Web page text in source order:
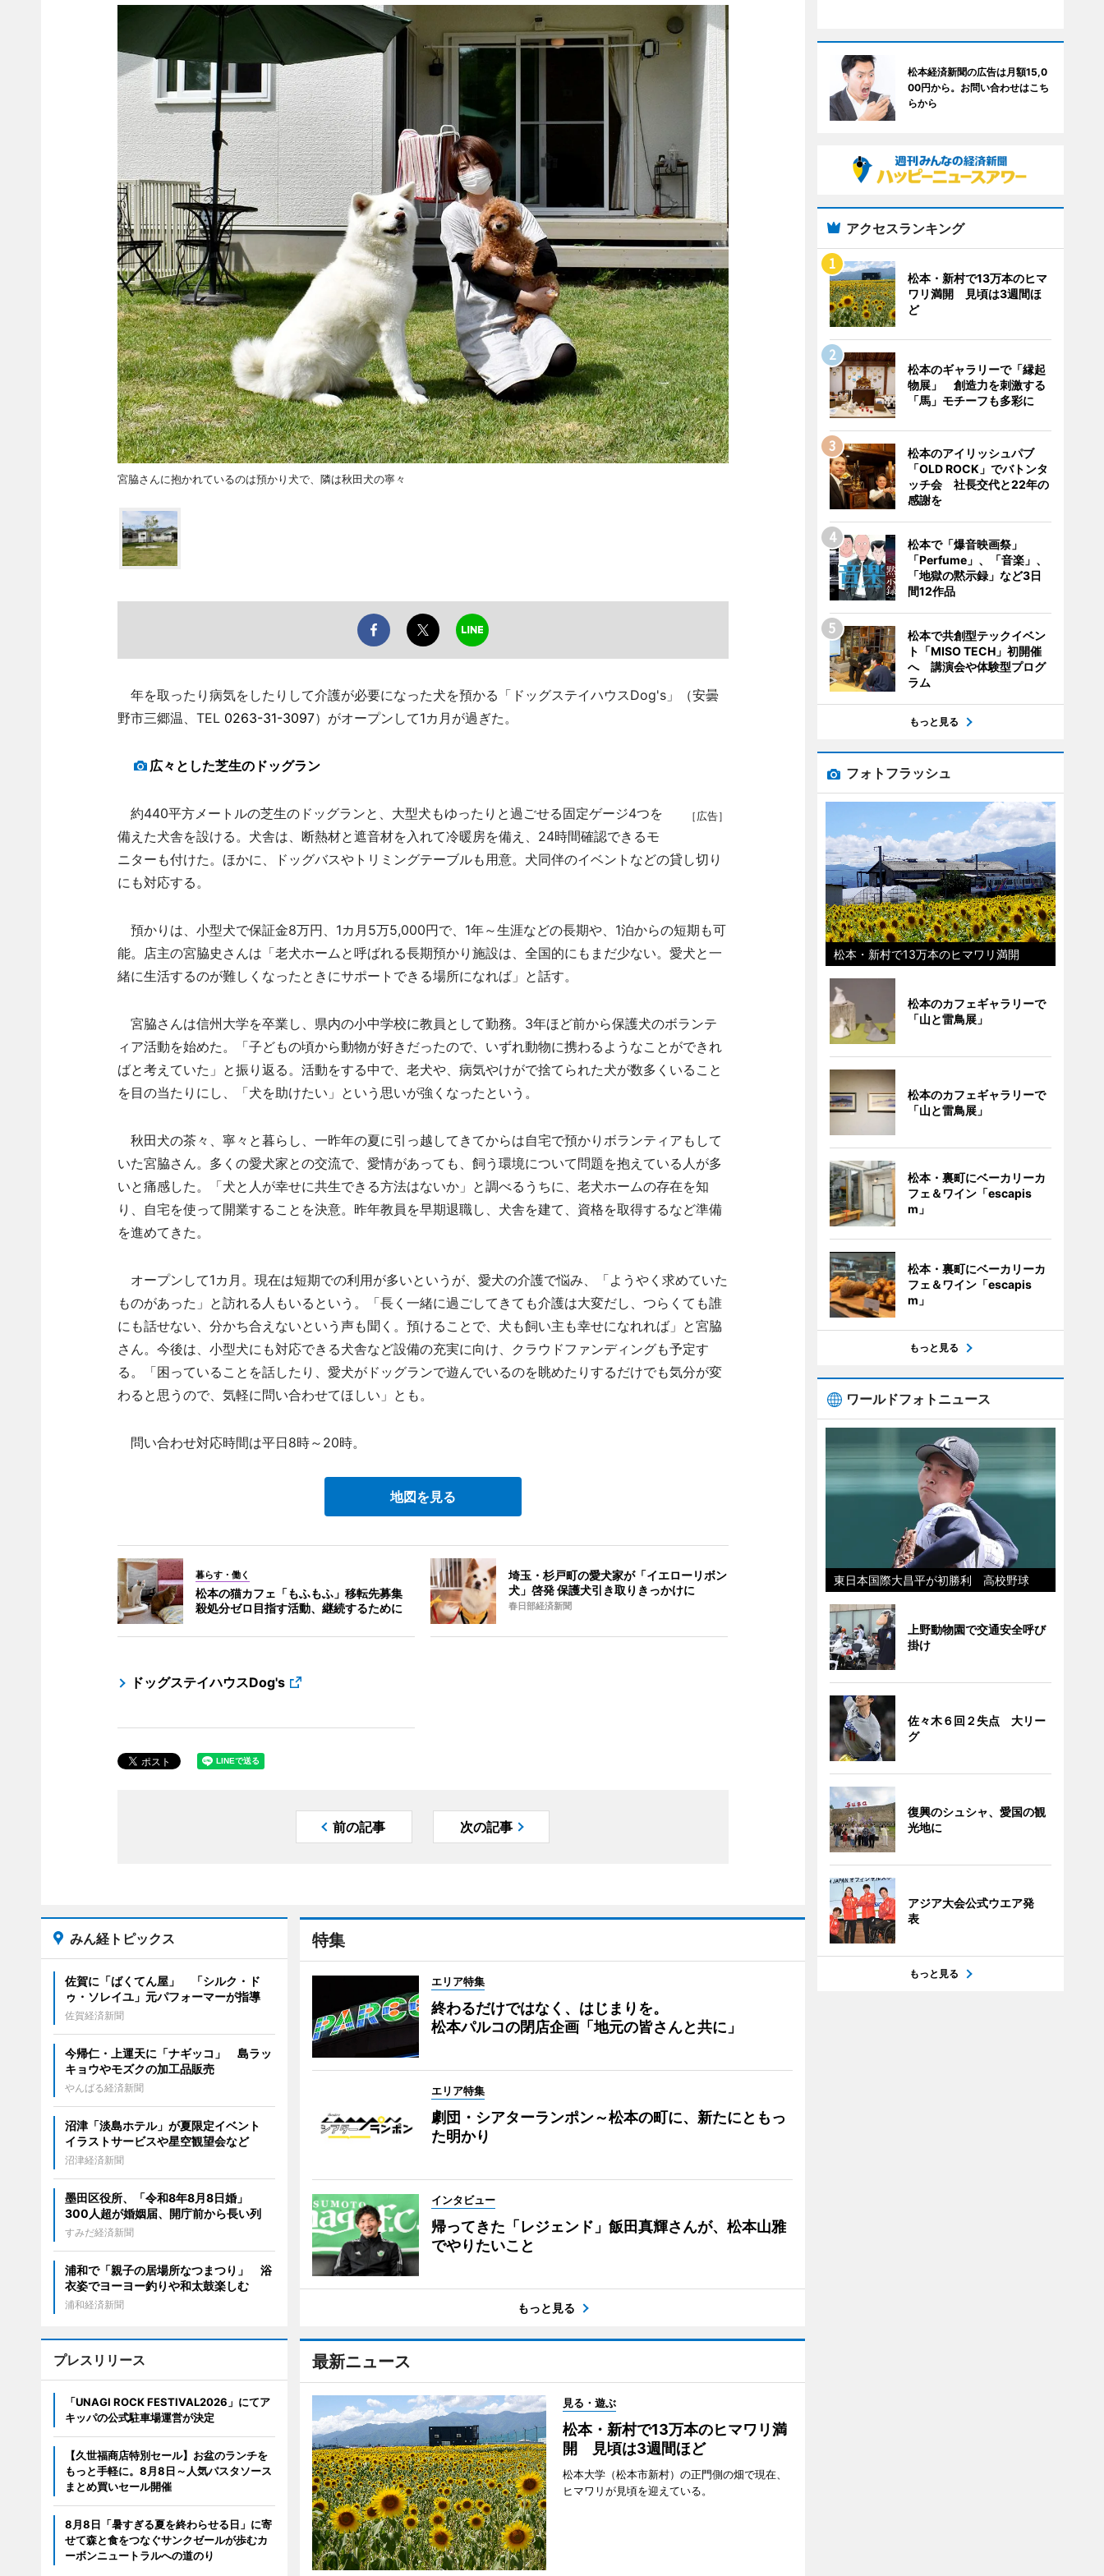
宮脇さんに抱かれているのは預かり犬で、隣は秋田犬の寧々
年を取ったり病気をしたりして介護が必要になった犬を預かる「ドッグステイハウスDog's」（安曇
野市三郷温、TEL 0263-31-3097）がオープンして1カ月が過ぎた。
広々とした芝生のドッグラン
［広告］
約440平方メートルの芝生のドッグランと、大型犬もゆったりと過ごせる固定ゲージ4つを
備えた犬舎を設ける。犬舎は、断熱材と遮音材を入れて冷暖房を備え、24時間確認できるモ
ニターも付けた。ほかに、ドッグバスやトリミングテーブルも用意。犬同伴のイベントなどの貸し切り
にも対応する。
預かりは、小型犬で保証金8万円、1カ月5万5,000円で、1年～生涯などの長期や、1泊からの短期も可
能。店主の宮脇史さんは「老犬ホームと呼ばれる長期預かり施設は、全国的にもまだ少ない。愛犬と一
緒に生活するのが難しくなったときにサポートできる場所になれば」と話す。
宮脇さんは信州大学を卒業し、県内の小中学校に教員として勤務。3年ほど前から保護犬のボランテ
ィア活動を始めた。「子どもの頃から動物が好きだったので、いずれ動物に携わるようなことができれ
ばと考えていた」と振り返る。活動をする中で、老犬や、病気やけがで捨てられた犬が数多くいること
を目の当たりにし、「犬を助けたい」という思いが強くなったという。
秋田犬の茶々、寧々と暮らし、一昨年の夏に引っ越してきてからは自宅で預かりボランティアもして
いた宮脇さん。多くの愛犬家との交流で、愛情があっても、飼う環境について問題を抱えている人が多
いと痛感した。「犬と人が幸せに共生できる方法はないか」と調べるうちに、老犬ホームの存在を知
り、自宅を使って開業することを決意。昨年教員を早期退職し、犬舎を建て、資格を取得するなど準備
を進めてきた。
オープンして1カ月。現在は短期での利用が多いというが、愛犬の介護で悩み、「ようやく求めていた
ものがあった」と訪れる人もいるという。「長く一緒に過ごしてきても介護は大変だし、つらくても誰
にも話せない、分かち合えないという声も聞く。預けることで、犬も飼い主も幸せになれれば」と宮脇
さん。今後は、小型犬にも対応できる犬舎など設備の充実に向け、クラウドファンディングも予定す
る。「困っていることを話したり、愛犬がドッグランで遊んでいるのを眺めたりするだけでも気分が変
わると思うので、気軽に問い合わせてほしい」とも。
問い合わせ対応時間は平日8時～20時。
地図を見る
暮らす・働く
松本の猫カフェ「もふもふ」移転先募集
殺処分ゼロ目指す活動、継続するために
埼玉・杉戸町の愛犬家が「イエローリボン
犬」啓発 保護犬引き取りきっかけに
春日部経済新聞
ドッグステイハウスDog's
前の記事 次の記事
特集
エリア特集
終わるだけではなく、はじまりを。
松本パルコの閉店企画「地元の皆さんと共に」
エリア特集
劇団・シアターランポン～松本の町に、新たにともっ
た明かり
インタビュー
帰ってきた「レジェンド」飯田真輝さんが、松本山雅
でやりたいこと
もっと見る
最新ニュース
見る・遊ぶ
松本・新村で13万本のヒマワリ満
開 見頃は3週間ほど
松本大学（松本市新村）の正門側の畑で現在、
ヒマワリが見頃を迎えている。
みん経トピックス
佐賀に「ばくてん屋」 「シルク・ド
ゥ・ソレイユ」元パフォーマーが指導
佐賀経済新聞
今帰仁・上運天に「ナギッコ」 島ラッ
キョウやモズクの加工品販売
やんばる経済新聞
沼津「淡島ホテル」が夏限定イベント
イラストサービスや星空観望会など
沼津経済新聞
墨田区役所、「令和8年8月8日婚」
300人超が婚姻届、開庁前から長い列
すみだ経済新聞
浦和で「親子の居場所なつまつり」 浴
衣姿でヨーヨー釣りや和太鼓楽しむ
浦和経済新聞
プレスリリース
「UNAGI ROCK FESTIVAL2026」にてア
キッパの公式駐車場運営が決定
【久世福商店特別セール】お盆のランチを
もっと手軽に。8月8日～人気パスタソース
まとめ買いセール開催
8月8日「暑すぎる夏を終わらせる日」に寄
せて森と食をつなぐサンクゼールが歩むカ
ーボンニュートラルへの道のり
松本経済新聞の広告は月額15,0
00円から。お問い合わせはこち
らから
アクセスランキング
松本・新村で13万本のヒマ
ワリ満開 見頃は3週間ほ
ど
松本のギャラリーで「縁起
物展」 創造力を刺激する
「馬」モチーフも多彩に
松本のアイリッシュパブ
「OLD ROCK」でバトンタ
ッチ会 社長交代と22年の
感謝を
松本で「爆音映画祭」
「Perfume」、「音楽」、
「地獄の黙示録」など3日
間12作品
松本で共創型テックイベン
ト「MISO TECH」初開催
へ 講演会や体験型プログ
ラム
もっと見る
フォトフラッシュ
松本・新村で13万本のヒマワリ満開
松本のカフェギャラリーで
「山と雷鳥展」
松本のカフェギャラリーで
「山と雷鳥展」
松本・裏町にベーカリーカ
フェ＆ワイン「escapis
m」
松本・裏町にベーカリーカ
フェ＆ワイン「escapis
m」
もっと見る
ワールドフォトニュース
東日本国際大昌平が初勝利 高校野球
上野動物園で交通安全呼び
掛け
佐々木６回２失点 大リー
グ
復興のシュシャ、愛国の観
光地に
アジア大会公式ウエア発
表
もっと見る